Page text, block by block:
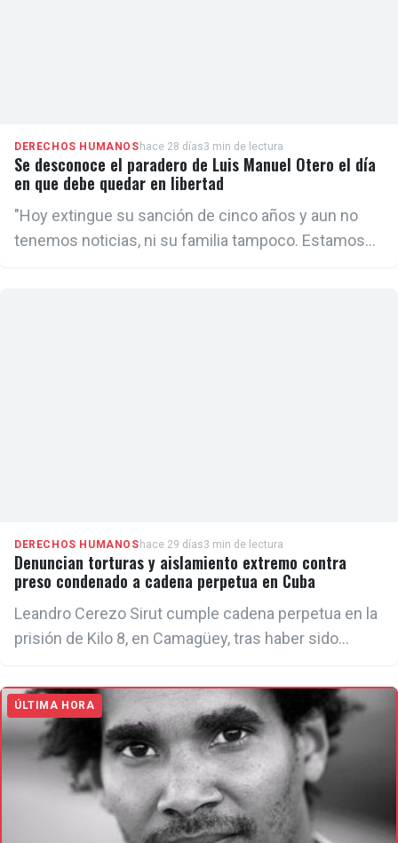
DERECHOS HUMANOS hace 28 días3 min de lectura
Se desconoce el paradero de Luis Manuel Otero el día
en que debe quedar en libertad
"Hoy extingue su sanción de cinco años y aun no
tenemos noticias, ni su familia tampoco. Estamos
DERECHOS HUMANOS hace 29 días3 min de lectura
Denuncian torturas y aislamiento extremo contra
preso condenado a cadena perpetua en Cuba
Leandro Cerezo Sirut cumple cadena perpetua en la
prisión de Kilo 8, en Camagüey, tras haber sido
para abandonar Cuba en 2007.
ÚLTIMA HORA